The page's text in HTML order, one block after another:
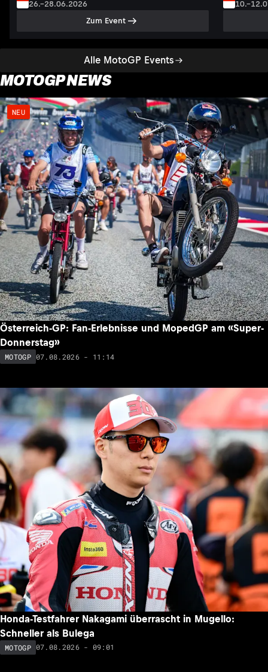
Alle MotoGP Events
26.–28.06.2026
Zum Event
MOTOGP NEWS
NEU
Österreich-GP: Fan-Erlebnisse und MopedGP am «Super-
Donnerstag»
MOTOGP 07.08.2026 - 11:14
Honda-Testfahrer Nakagami überrascht in Mugello:
Schneller als Bulega
MOTOGP 07.08.2026 - 09:01